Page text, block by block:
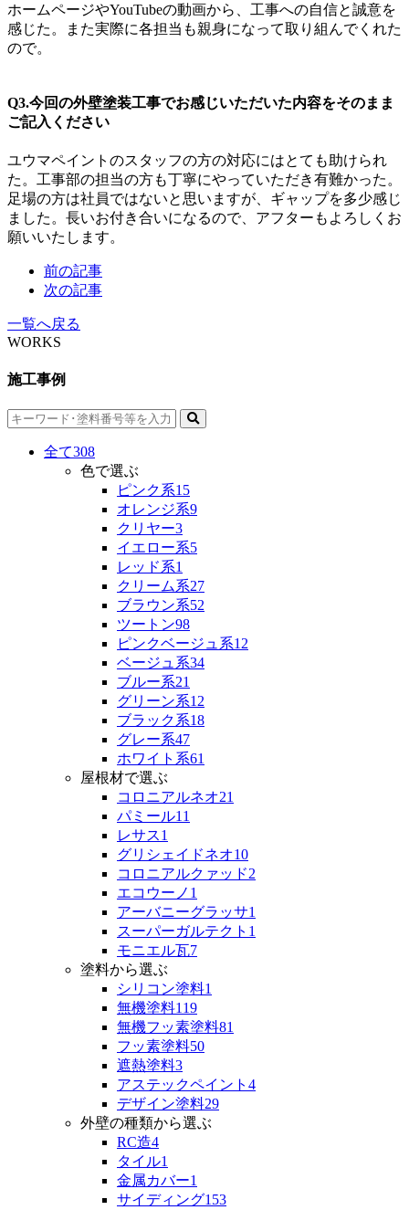
ホームページやYouTubeの動画から、工事への自信と誠意を
感じた。また実際に各担当も親身になって取り組んでくれた
ので。
Q3.今回の外壁塗装工事でお感じいただいた内容をそのまま
ご記入ください
ユウマペイントのスタッフの方の対応にはとても助けられ
た。工事部の担当の方も丁寧にやっていただき有難かった。
足場の方は社員ではないと思いますが、ギャップを多少感じ
ました。長いお付き合いになるので、アフターもよろしくお
願いいたします。
前の記事
次の記事
一覧へ戻る
WORKS
施工事例
全て308
色で選ぶ
ピンク系15
オレンジ系9
クリヤー3
イエロー系5
レッド系1
クリーム系27
ブラウン系52
ツートン98
ピンクベージュ系12
ベージュ系34
ブルー系21
グリーン系12
ブラック系18
グレー系47
ホワイト系61
屋根材で選ぶ
コロニアルネオ21
パミール11
レサス1
グリシェイドネオ10
コロニアルクァッド2
エコウーノ 1
アーバニーグラッサ1
スーパーガルテクト 1
モニエル瓦7
塗料から選ぶ
シリコン塗料1
無機塗料119
無機フッ素塗料81
フッ素塗料50
遮熱塗料3
アステックペイント 4
デザイン塗料29
外壁の種類から選ぶ
RC造4
タイル1
金属カバー1
サイディング153